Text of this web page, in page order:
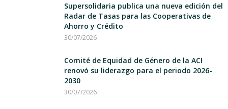
Supersolidaria publica una nueva edición del
Radar de Tasas para las Cooperativas de
Ahorro y Crédito
30/07/2026
Comité de Equidad de Género de la ACI
renovó su liderazgo para el periodo 2026-
2030
30/07/2026